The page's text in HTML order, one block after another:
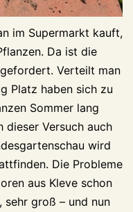
im Supermarkt kauft,
Da ist die
Verteilt man
Platz haben sich zu
Sommer lang
dieser Versuch auch
wird
Die Probleme
aus Kleve schon
sehr groß – und nun